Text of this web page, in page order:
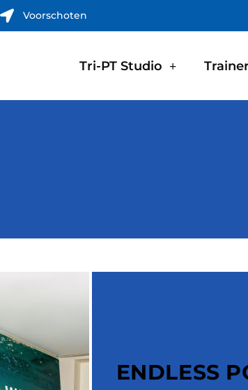
Voorschoten
Tri-PT Studio
ENDLESS